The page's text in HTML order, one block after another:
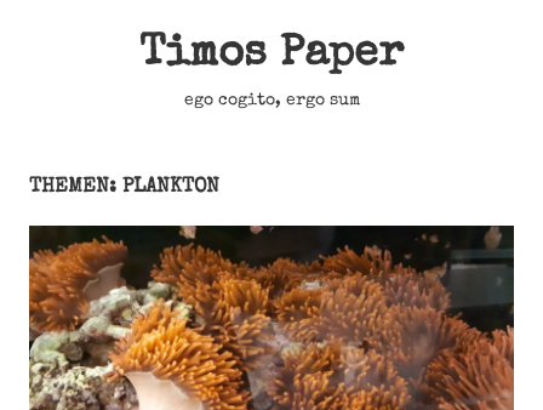
Timos Paper
ego cogito, ergo sum
THEMEN: PLANKTON